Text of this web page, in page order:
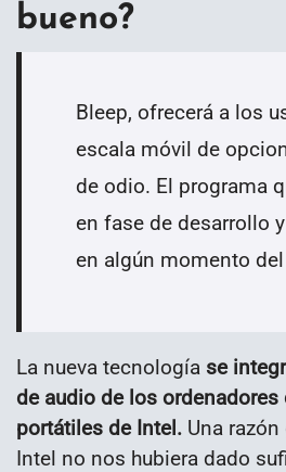
bueno?
Bleep, ofrecerá a los
escala móvil de
de odio. El programa
en fase de desarrollo
en algún momento
La nueva tecnología se
de audio de los ordenadores
portátiles de Intel. Una
Intel no nos hubiera dado